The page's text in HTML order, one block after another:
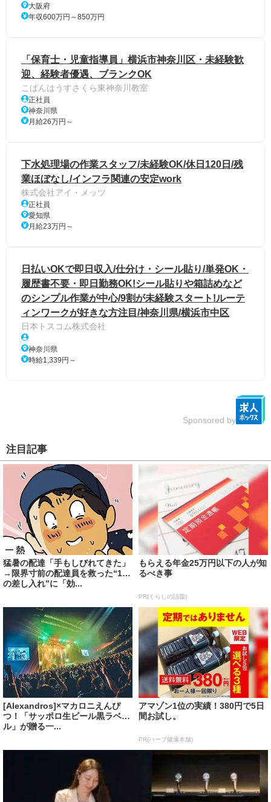
大阪府
年収600万円～850万円
「保育士・児童指導員」横浜市神奈川区・未経験歓
迎、経験者優遇、ブランクOK
こぱんはうすさくら東神奈川教室
正社員
神奈川県
月給26万円～
下水処理場の作業スタッフ/未経験OK/休日120日/残
業ほぼなし/インフラ関連の安定work
株式会社アイ・メッツ
正社員
愛知県
月給23万円～
日払いOKで即日収入/仕分け・シール貼り/単発OK・
履歴書不要・即日勤務OK!シール貼りや箱詰めなど
のシンプル作業が中心/9割が未経験スタート!ルーテ
ィンワークが好きな方注目/神奈川県/横浜市中区
日本トスコム株式会社
神奈川県
時給1,339円～
Sponsored by
注目記事
猛暑の配達「手もしびれてきた」
→限界寸前の配達員を救った“1つ
の差し入れ”に「効...
もらえる年金25万円以下の人が知
るべき事
PR(くらしの話題)
[Alexandros]×マカロニえんぴ
つ！「サッポロ生ビール黒ラベ
ル」が贈る一...
アマゾン1位の実績！380円で5日
間お試し。
PR(ハーブ健康本舗)